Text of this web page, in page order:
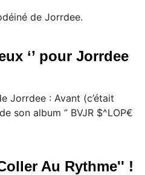
de Jorrdee.
‘’ pour Jorrdee
Jorrdee : Avant (c’était
son album ‘’ BVJR $^LOP€
Au Rythme'' !